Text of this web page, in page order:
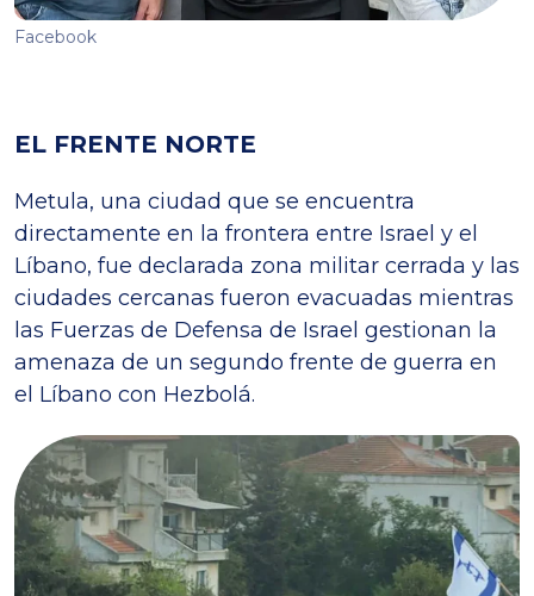
Facebook
EL FRENTE NORTE
Metula, una ciudad que se encuentra
directamente en la frontera entre Israel y el
Líbano, fue declarada zona militar cerrada y las
ciudades cercanas fueron evacuadas mientras
las Fuerzas de Defensa de Israel gestionan la
amenaza de un segundo frente de guerra en
el Líbano con Hezbolá.